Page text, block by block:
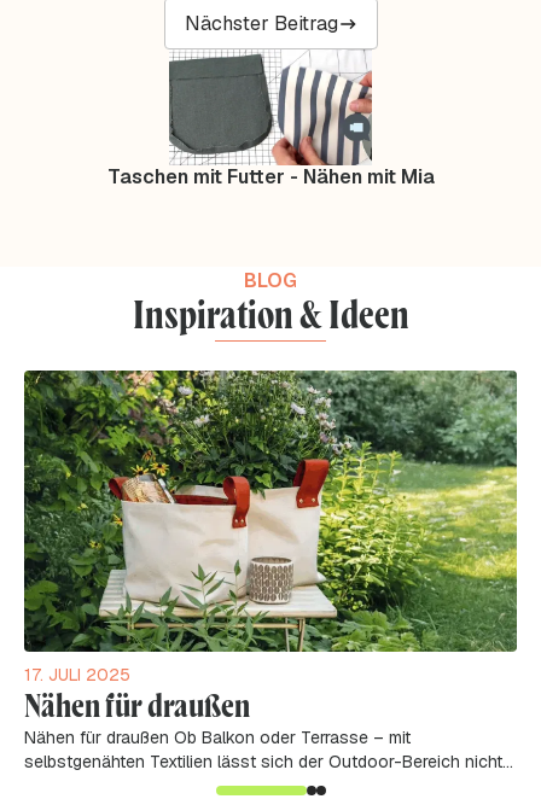
Nächster Beitrag
Taschen mit Futter - Nähen mit Mia
BLOG
Inspiration & Ideen
17. JULI 2025
Nähen für draußen
Nähen für draußen Ob Balkon oder Terrasse – mit
selbstgenähten Textilien lässt sich der Outdoor-Bereich nicht
nur funktional, sondern auch...